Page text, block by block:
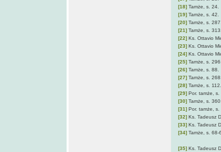
[18] Tamże, s. 24.
[19] Tamże, s. 42.
[20] Tamże, s.
[21] Tamże, s.
[22] Ks. Ottavio
[23] Ks. Ottavio
[24] Ks. Ottavio
[25] Tamże, s.
[26] Tamże, s. 88.
[27] Tamże, s.
[28] Tamże, s. 112.
[29] Por. tamże, s.
[30] Tamże, s.
[31] Por. tamże, s.
[32] Ks. Tadeusz
[33] Ks. Tadeusz
[34] Tamże, s. 68-
[35] Ks. Tadeusz